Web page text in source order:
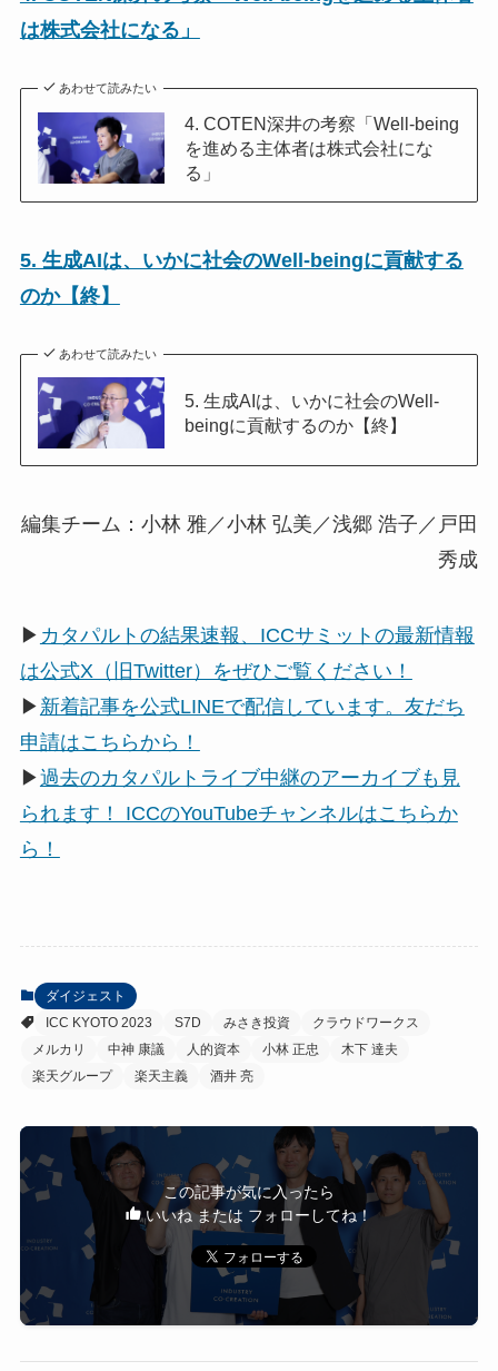
は株式会社になる」
あわせて読みたい
4. COTEN深井の考察「Well-being
を進める主体者は株式会社にな
る」
5. 生成AIは、いかに社会のWell-beingに貢献する
のか【終】
あわせて読みたい
5. 生成AIは、いかに社会のWell-
beingに貢献するのか【終】
編集チーム：小林 雅／小林 弘美／浅郷 浩子／戸田
秀成
▶ カタパルトの結果速報、ICCサミットの最新情報
は公式X（旧Twitter）をぜひご覧ください！
▶ 新着記事を公式LINEで配信しています。友だち
申請はこちらから！
▶過去のカタパルトライブ中継のアーカイブも見
られます！ ICCのYouTubeチャンネルはこちらか
ら！
ダイジェスト
ICC KYOTO 2023
S7D みさき投資
クラウドワークス
メルカリ
中神 康議 人的資本 小林 正忠
木下 達夫
楽天グループ
楽天主義 酒井 亮
この記事が気に入ったら
いいね または フォローしてね！